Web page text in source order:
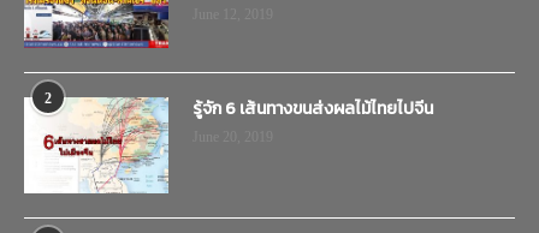
2 รู้จัก 6 เส้นทางขนส่งผลไม้ไทยไปจีน